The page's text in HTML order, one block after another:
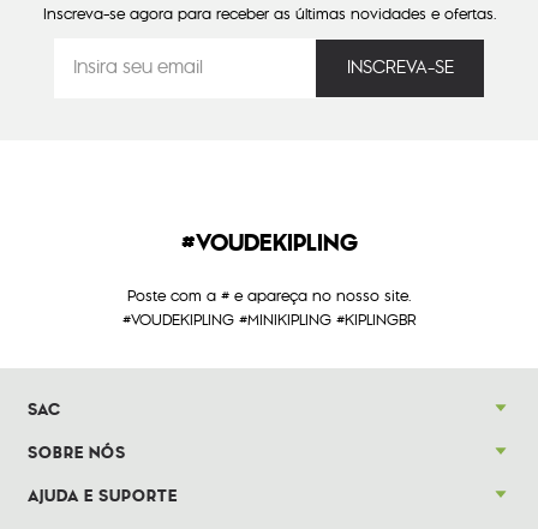
Inscreva-se agora para receber as últimas novidades e ofertas.
#VOUDEKIPLING
Poste com a # e apareça no nosso site.
#VOUDEKIPLING #MINIKIPLING #KIPLINGBR
SAC
SOBRE NÓS
AJUDA E SUPORTE